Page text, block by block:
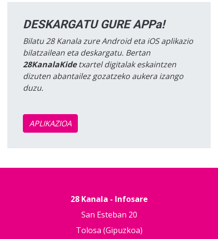
DESKARGATU GURE APPa!
Bilatu 28 Kanala zure Android eta iOS aplikazio
bilatzailean eta deskargatu. Bertan
28KanalaKidetxartel digitalak eskaintzen
dizuten abantailez gozatzeko aukera izango
duzu.
APLIKAZIOA
28 Kanala - Infosare
San Esteban 20
Tolosa (Gipuzkoa)